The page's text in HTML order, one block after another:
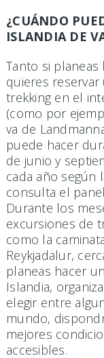
¿CUÁNDO
ISLANDIA DE
Tanto si
quieres
trekking en el
(como por
va de
puede hacer
de junio y
cada año según
consulta el
Durante los
excursiones de
como la
Reykjadalur,
planeas hacer
Islandia,
elegir entre
mundo,
mejores
accesibles.